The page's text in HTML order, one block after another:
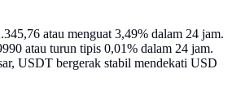
atau menguat 3,49% dalam 24 jam.
atau turun tipis 0,01% dalam 24 jam.
USDT bergerak stabil mendekati USD